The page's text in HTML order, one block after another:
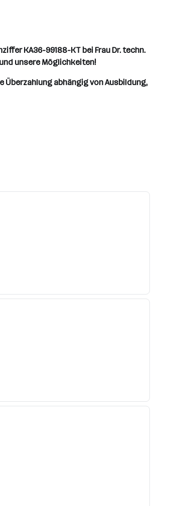
KA36-99188-KT bei Frau Dr. techn.
unsere Möglichkeiten!
abhängig von Ausbildung,